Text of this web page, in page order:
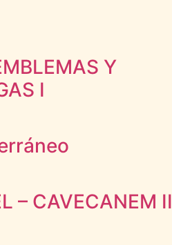
Y
I
– CAVECANEM II